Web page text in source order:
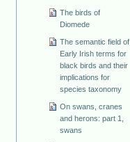
The birds of
Diomede
The semantic field of
Early Irish terms for
black birds and their
implications for
species taxonomy
On swans, cranes
and herons: part 1,
swans